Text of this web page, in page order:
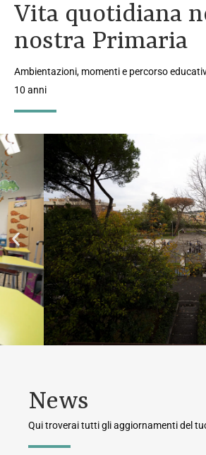
Vita quotidiana
nostra Primaria
Ambientazioni, momenti e percorso
10 anni
News
Qui troverai tutti gli aggiornamenti del